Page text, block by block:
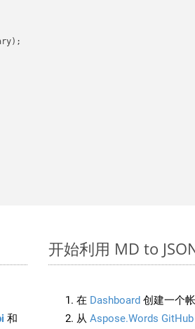
;
和
开始利用 MD to
在 Dashboard 创建一个
从 Aspose.Words GitHub